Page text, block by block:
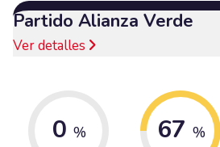
Partido Alianza Verde
Ver detalles
0 % 67 %